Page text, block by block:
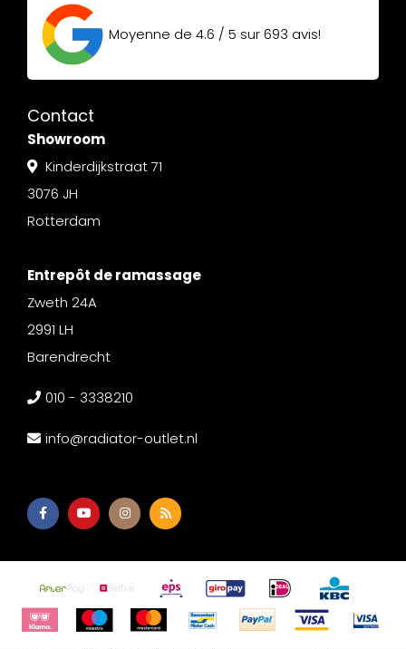
Moyenne de 4.6 / 5 sur693 avis!
Contact
Showroom
Kinderdijkstraat 71
3076 JH
Rotterdam
Entrepôt de ramassage
Zweth 24A
2991 LH
Barendrecht
010 - 3338210
info@radiator-outlet.nl